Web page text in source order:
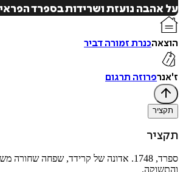
על אהבה נועזת ושרידות בספרד הפראית של המאה ה-18, כששתי נשים - שפחה משוחררת
הוצאהכנרת זמורה דביר
ז'אנרפרוזה תרגום
תקציר
תקציר
ספרד, 1748. אדונה של קרידד, שפחה
והתשוקה.